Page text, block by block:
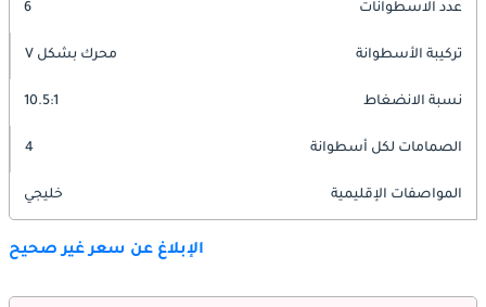
عدد الاسطوانات 6
تركيبة الأسطوانة محرك بشكل V
نسبة الانضغاط 10.5:1
الصمامات لكل أسطوانة 4
المواصفات الإقليمية خليجي
الإبلاغ عن سعر غير صحيح